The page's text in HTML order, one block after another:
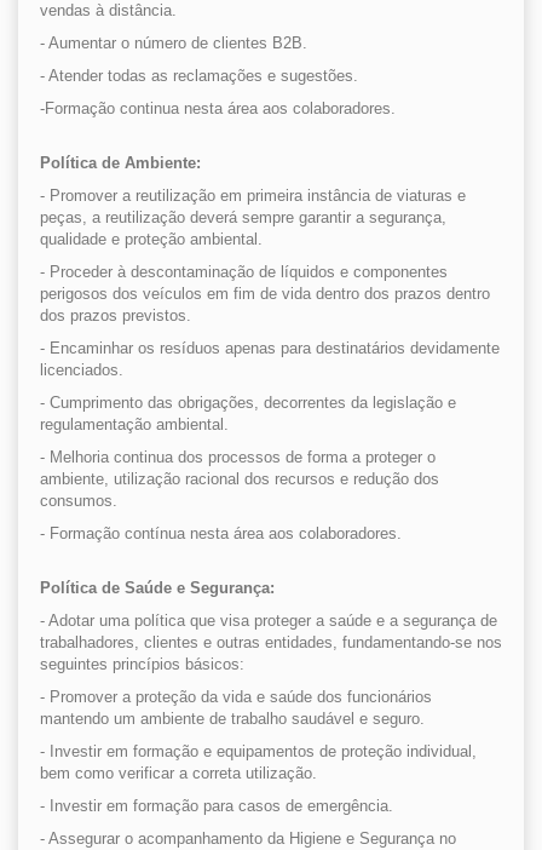
vendas à distância.
- Aumentar o número de clientes B2B.
- Atender todas as reclamações e sugestões.
-Formação continua nesta área aos colaboradores.
Política de Ambiente:
- Promover a reutilização em primeira instância de viaturas e
peças, a reutilização deverá sempre garantir a segurança,
qualidade e proteção ambiental.
- Proceder à descontaminação de líquidos e componentes
perigosos dos veículos em fim de vida dentro dos prazos dentro
dos prazos previstos.
- Encaminhar os resíduos apenas para destinatários devidamente
licenciados.
- Cumprimento das obrigações, decorrentes da legislação e
regulamentação ambiental.
- Melhoria continua dos processos de forma a proteger o
ambiente, utilização racional dos recursos e redução dos
consumos.
- Formação contínua nesta área aos colaboradores.
Política de Saúde e Segurança:
- Adotar uma política que visa proteger a saúde e a segurança de
trabalhadores, clientes e outras entidades, fundamentando-se nos
seguintes princípios básicos:
- Promover a proteção da vida e saúde dos funcionários
mantendo um ambiente de trabalho saudável e seguro.
- Investir em formação e equipamentos de proteção individual,
bem como verificar a correta utilização.
- Investir em formação para casos de emergência.
- Assegurar o acompanhamento da Higiene e Segurança no